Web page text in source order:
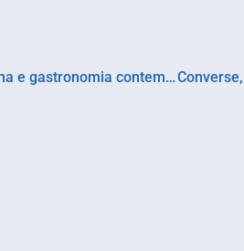
Maimbê lança menu que une ancestralidade baiana e gastronomia contemporânea